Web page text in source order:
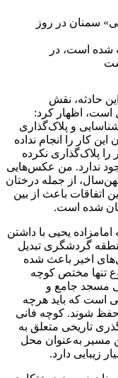
شده است، در
حادثه، نقش
اظهار کرد:
و پلاک‌گذاری
کار را انجام نداده
پلاک‌گذاری نکرده
ندارد. من عکس‌هایی
از جمله درختان
باعث از بین
شده است.
یحیی با داشتن
گردشگری تبدیل
اخیر باعث شده
تنها مختص کوچه
مسجد جامع و
است که باید هرچه
حفظ شوند. کوچه فانی
تاریخی متعلق به
مسیر به‌عنوان محل
زیبایی دارد.